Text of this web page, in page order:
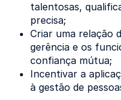
talentosas,
precisa;
Criar uma relação
gerência e os
confiança mútua;
Incentivar a
à gestão de